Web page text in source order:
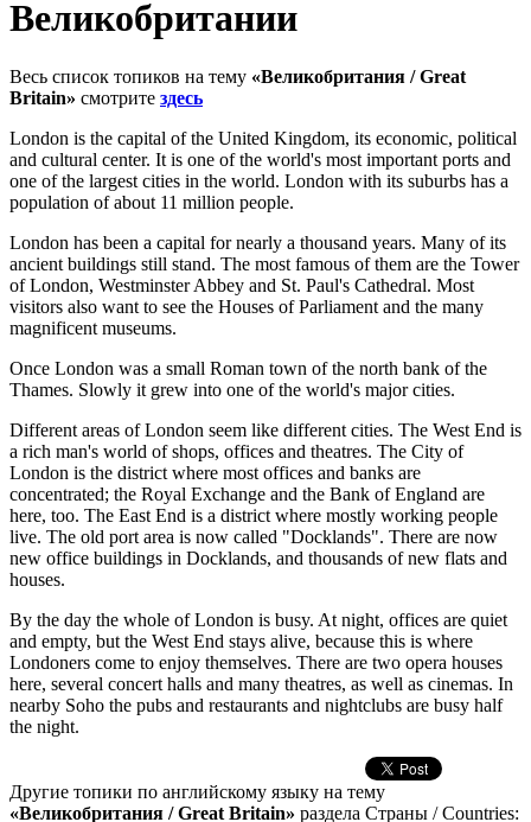
Великобритании
Весь список топиков на тему «Великобритания / Great
Britain» смотрите здесь
London is the capital of the United Kingdom, its economic, political
and cultural center. It is one of the world's most important ports and
one of the largest cities in the world. London with its suburbs has a
population of about 11 million people.
London has been a capital for nearly a thousand years. Many of its
ancient buildings still stand. The most famous of them are the Tower
of London, Westminster Abbey and St. Paul's Cathedral. Most
visitors also want to see the Houses of Parliament and the many
magnificent museums.
Once London was a small Roman town of the north bank of the
Thames. Slowly it grew into one of the world's major cities.
Different areas of London seem like different cities. The West End is
a rich man's world of shops, offices and theatres. The City of
London is the district where most offices and banks are
concentrated; the Royal Exchange and the Bank of England are
here, too. The East End is a district where mostly working people
live. The old port area is now called "Docklands". There are now
new office buildings in Docklands, and thousands of new flats and
houses.
By the day the whole of London is busy. At night, offices are quiet
and empty, but the West End stays alive, because this is where
Londoners come to enjoy themselves. There are two opera houses
here, several concert halls and many theatres, as well as cinemas. In
nearby Soho the pubs and restaurants and nightclubs are busy half
the night.
Другие топики по английскому языку на тему
«Великобритания / Great Britain» раздела Страны / Countries: